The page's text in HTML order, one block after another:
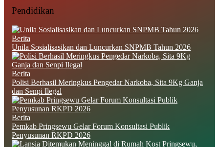
Pendidikan
Berita
Unila Sosialisasikan dan Luncurkan SNPMB Tahun 2026
Berita
Polisi Berhasil Meringkus Pengedar Narkoba, Sita 9Kg Ganja
dan Senpi Ilegal
Berita
Pemkab Pringsewu Gelar Forum Konsultasi Publik
Penyusunan RKPD 2026